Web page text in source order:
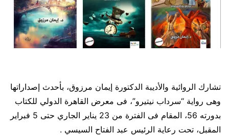
تشارك الروائية والأديبة الدكتورة إيمان مرزوق، بأحدث إصداراتها
وهى رواية “سرداب نيتيرو”، فى معرض القاهرة الدولي للكتاب
بدورته 56، المقام فى الفترة من 23 يناير الجاري حتى 5 فبراير
المقبل، تحت رعاية الرئيس عبد الفتاح السيسي .